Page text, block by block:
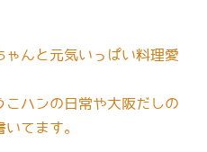
んと元気いっぱい料理愛
ハンの日常や大阪だしの
てます。